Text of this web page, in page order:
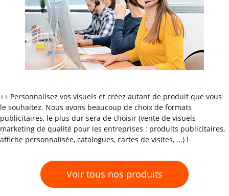
++ Personnalisez vos visuels et créez autant de produit que vous
le souhaitez. Nous avons beaucoup de choix de formats
publicitaires, le plus dur sera de choisir (vente de visuels
marketing de qualité pour les entreprises : produits publicitaires,
affiche personnalisée, catalogues, cartes de visites, ...) !
Voir tous nos produits